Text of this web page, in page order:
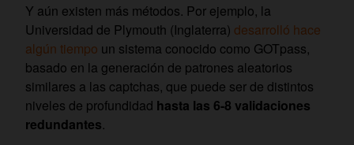
Y aún existen más métodos. Por ejemplo, la
Universidad de Plymouth (Inglaterra) desarrolló hace
algún tiempo un sistema conocido como GOTpass,
basado en la generación de patrones aleatorios
similares a las captchas, que puede ser de distintos
niveles de profundidad hasta las 6-8 validaciones
redundantes.